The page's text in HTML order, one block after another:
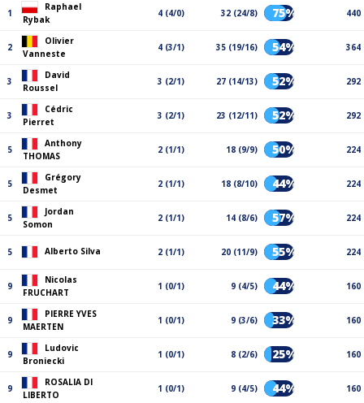
1
Raphael
Rybak
4 (4/0) 32 (24/8) 75% 440
2
Olivier
Vanneste
4 (3/1) 35 (19/16) 54% 364
3
David
Roussel
3 (2/1) 27 (14/13) 52% 292
3
Cédric
Pierret
3 (2/1) 23 (12/11) 52% 292
5
Anthony
THOMAS
2 (1/1) 18 (9/9) 50% 224
5
Grégory
Desmet
2 (1/1) 18 (8/10) 44% 224
5
Jordan
Somon
2 (1/1) 14 (8/6) 57% 224
5 Alberto Silva 2 (1/1) 20 (11/9) 55% 224
9
Nicolas
FRUCHART
1 (0/1) 9 (4/5) 44% 160
9
PIERRE YVES
MAERTEN
1 (0/1) 9 (3/6) 33% 160
9
Ludovic
Broniecki
1 (0/1) 8 (2/6) 25% 160
9
ROSALIA DI
LIBERTO
1 (0/1) 9 (4/5) 44% 160